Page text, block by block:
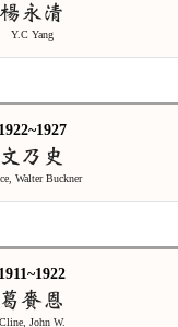
楊永清
Y.C Yang
1922~1927
文乃史
Walter Buckner
1911~1922
葛賚恩
Cline, John W.